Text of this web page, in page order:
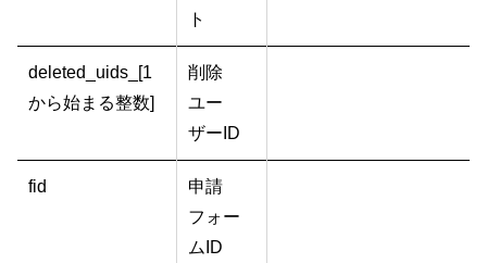
ト
deleted_uids_[1
から始まる整数]
削除
ユー
ザーID
fid
申請
フォー
ムID